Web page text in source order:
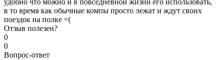
в то время как обычные компы просто лежат и ждут своих
поездок на полке =(
Отзыв полезен?
0
0
Вопрос-ответ